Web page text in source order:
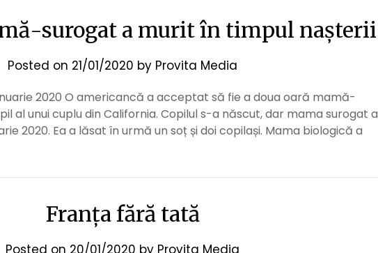
surogat a murit în timpul nașterii
Posted on 21/01/2020 by Provita Media
2020 O americancă a acceptat să fie a doua oară mamă-
al unui cuplu din California. Copilul s-a născut, dar mama surogat a
2020. Ea a lăsat în urmă un soț și doi copilași. Mama biologică a
Franța fără tată
Posted on 20/01/2020 by Provita Media